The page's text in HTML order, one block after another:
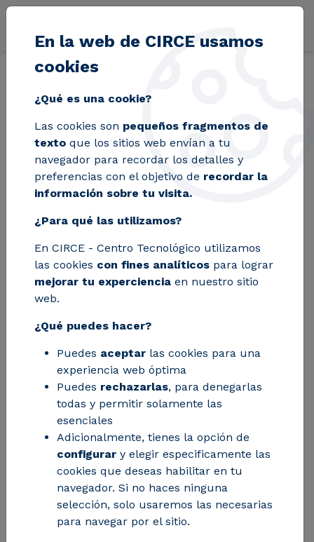
Pasar al contenido principal
Blog
CIRCE coordina la
puesta en marcha
de un horno 100 %
eléctrico para la
fusión de frita
cerámica hasta
1.500 °C
15/07/2026 - Eficiencia y descarbonización
El demostrador, desarrollado en el marco del
proyecto europeo eLITHE, ha iniciado la
producción de frita sin emplear gas natural y
abre la puerta al diseño de un horno
industrial de capacidad diez veces superior.
Descubrir más
En la web de CIRCE usamos
cookies
¿Qué es una cookie?
Las cookies son pequeños fragmentos de
texto que los sitios web envían a tu
navegador para recordar los detalles y
preferencias con el objetivo de recordar la
información sobre tu visita.
¿Para qué las utilizamos?
En CIRCE - Centro Tecnológico utilizamos
las cookies con fines analíticos para lograr
mejorar tu experciencia en nuestro sitio
web.
¿Qué puedes hacer?
Puedes aceptar las cookies para una
experiencia web óptima
Puedes rechazarlas, para denegarlas
todas y permitir solamente las
esenciales
Adicionalmente, tienes la opción de
configurar y elegir especificamente las
cookies que deseas habilitar en tu
navegador. Si no haces ninguna
selección, solo usaremos las necesarias
para navegar por el sitio.